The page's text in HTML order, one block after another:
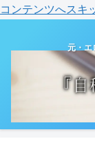
コンテンツへスキ
元・エ